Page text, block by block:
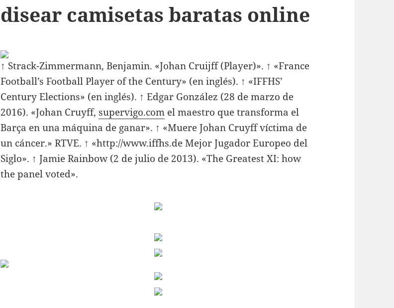
disear camisetas baratas online
↑ Strack-Zimmermann, Benjamin. «Johan Cruijff (Player)». ↑ «France
Football’s Football Player of the Century» (en inglés). ↑ «IFFHS’
Century Elections» (en inglés). ↑ Edgar González (28 de marzo de
2016). «Johan Cruyff, supervigo.com el maestro que transforma el
Barça en una máquina de ganar». ↑ «Muere Johan Cruyff víctima de
un cáncer.» RTVE. ↑ «http://www.iffhs.de Mejor Jugador Europeo del
Siglo». ↑ Jamie Rainbow (2 de julio de 2013). «The Greatest XI: how
the panel voted».